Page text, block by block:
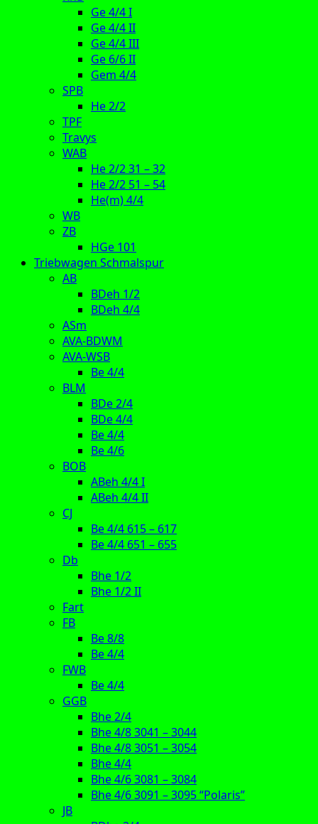
Ge 4/4 I
Ge 4/4 II
Ge 4/4 III
Ge 6/6 II
Gem 4/4
SPB
He 2/2
TPF
Travys
WAB
He 2/2 31 – 32
He 2/2 51 – 54
He(m) 4/4
WB
ZB
HGe 101
Triebwagen Schmalspur
AB
BDeh 1/2
BDeh 4/4
ASm
AVA-BDWM
AVA-WSB
Be 4/4
BLM
BDe 2/4
BDe 4/4
Be 4/4
Be 4/6
BOB
ABeh 4/4 I
ABeh 4/4 II
CJ
Be 4/4 615 – 617
Be 4/4 651 – 655
Db
Bhe 1/2
Bhe 1/2 II
Fart
FB
Be 8/8
Be 4/4
FWB
Be 4/4
GGB
Bhe 2/4
Bhe 4/8 3041 – 3044
Bhe 4/8 3051 – 3054
Bhe 4/4
Bhe 4/6 3081 – 3084
Bhe 4/6 3091 – 3095 “Polaris”
JB